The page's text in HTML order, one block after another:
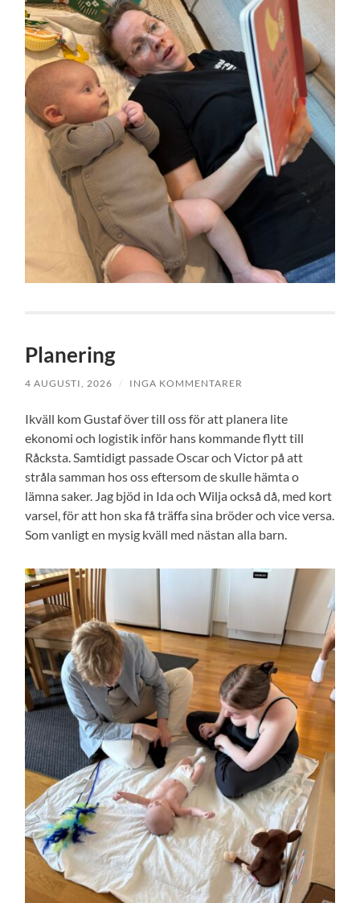
Planering
4 AUGUSTI, 2026 / INGA KOMMENTARER
Ikväll kom Gustaf över till oss för att planera lite
ekonomi och logistik inför hans kommande flytt till
Råcksta. Samtidigt passade Oscar och Victor på att
stråla samman hos oss eftersom de skulle hämta o
lämna saker. Jag bjöd in Ida och Wilja också då, med kort
varsel, för att hon ska få träffa sina bröder och vice versa.
Som vanligt en mysig kväll med nästan alla barn.